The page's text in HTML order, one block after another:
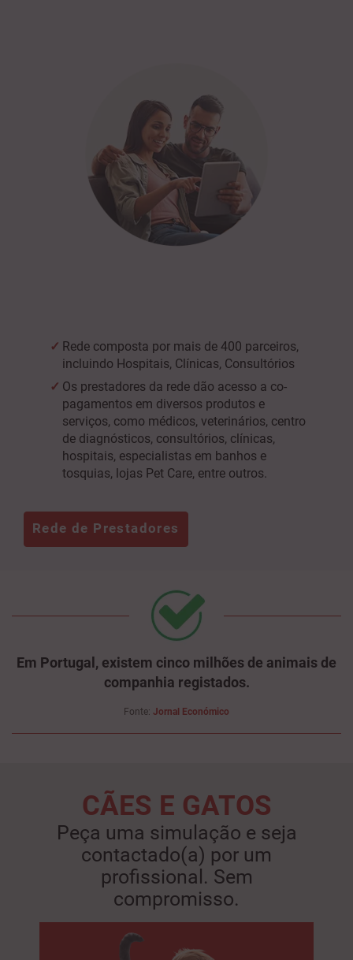
Rede composta por mais de 400 parceiros,
incluindo Hospitais, Clínicas, Consultórios
Os prestadores da rede dão acesso a co-
pagamentos em diversos produtos e
serviços, como médicos, veterinários, centro
de diagnósticos, consultórios, clínicas,
hospitais, especialistas em banhos e
tosquias, lojas Pet Care, entre outros.
Rede de Prestadores
Em Portugal, existem cinco milhões de animais de
companhia registados.
Fonte: Jornal Económico
CÃES E GATOS
Peça uma simulação e seja
contactado(a) por um
profissional. Sem
compromisso.